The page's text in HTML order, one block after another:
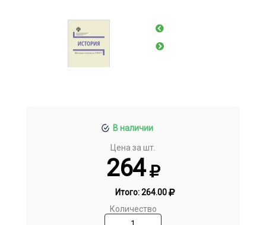
В наличии
Цена за шт.
264
Итого:264.00
Количество